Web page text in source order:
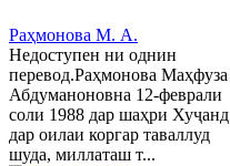
Раҳмонова М. А.
Недоступен ни однин
перевод.Раҳмонова Маҳфуза
Абдуманоновна 12-феврали
соли 1988 дар шаҳри Хуҷанд
дар оилаи коргар таваллуд
шуда, миллаташ т...